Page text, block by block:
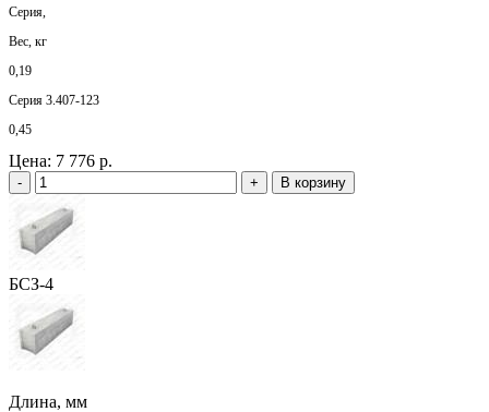
Серия,
Вес, кг
0,19
Серия 3.407-123
0,45
Цена: 7 776 р.
- + В корзину
БСЗ-4
Длина, мм